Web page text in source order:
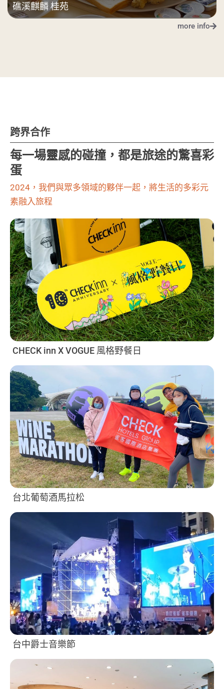
礁溪麒麟 桂苑
more info
跨界合作
每一場靈感的碰撞，都是旅途的驚喜彩
蛋
2024，我們與眾多領域的夥伴一起，將生活的多彩元
素融入旅程
CHECK inn X VOGUE 風格野餐日
台北葡萄酒馬拉松
台中爵士音樂節